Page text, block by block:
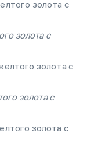
золота с
золота с